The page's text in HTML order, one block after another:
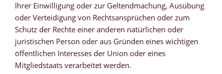
Ihrer Einwilligung oder zur Geltendmachung, Ausübung
oder Verteidigung von Rechtsansprüchen oder zum
Schutz der Rechte einer anderen natürlichen oder
juristischen Person oder aus Gründen eines wichtigen
öffentlichen Interesses der Union oder eines
Mitgliedstaats verarbeitet werden.